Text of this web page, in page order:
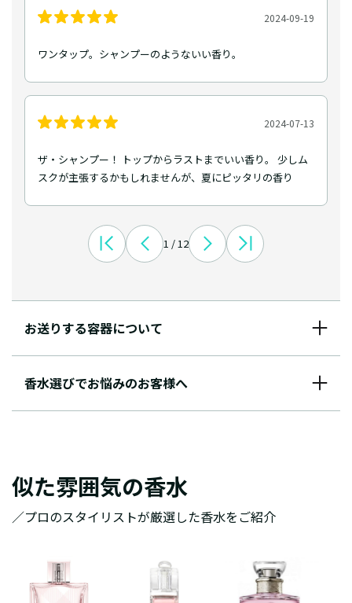
2024-09-19
ワンタップ。シャンプーのようないい香り。
2024-07-13
ザ・シャンプー！ トップからラストまでいい香り。 少しム
スクが主張するかもしれませんが、夏にピッタリの香り
1 / 12
お送りする容器について
香水選びでお悩みのお客様へ
似た雰囲気の香水
／プロのスタイリストが厳選した香水をご紹介